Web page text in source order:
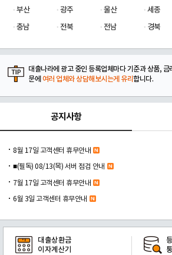
부산
광주 울산 세종
충남
전북 전남 경북
대출나라에 광고 중인 등록업체마다 기준과 상품, 금
문에 여러 업체와 상담해보시는게 유리합니다.
공지사항
8월 17일 고객센터 휴무안내
■(필독) 08/13(목) 서버 점검 안내
7월 17일 고객센터 휴무안내
6월 3일 고객센터 휴무안내
대출상환금
이자계산기